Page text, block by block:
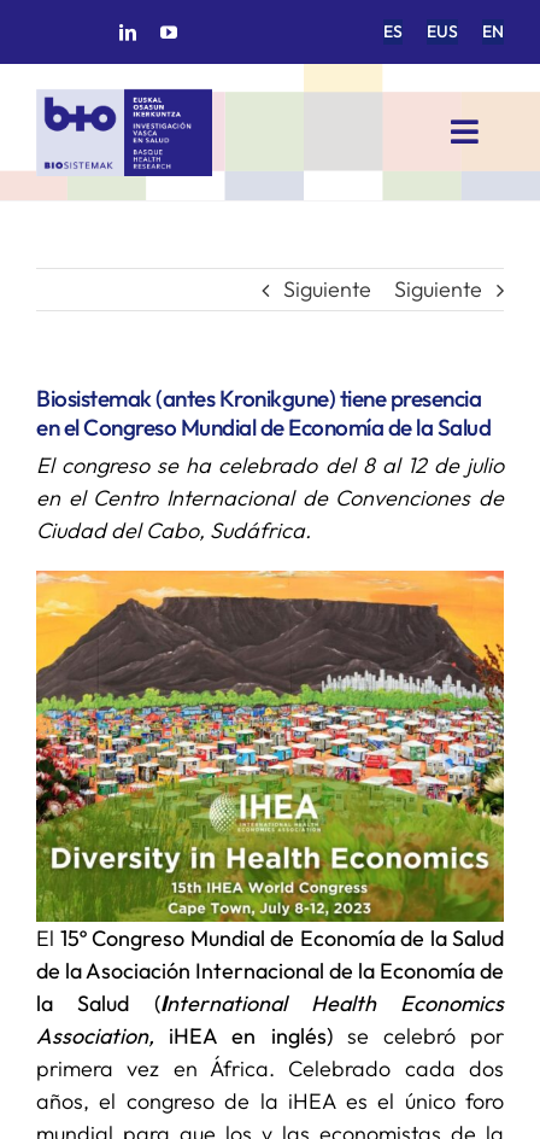
ES EUS EN
Toggle
INICIO
GRUPOS DE INVESTIGACIÓN
PROYECTOS/COLABORACIONES
SERVICIOS
APOYO I+D+I
NOTICIAS
Siguiente Siguiente
Biosistemak (antes Kronikgune) tiene presencia
en el Congreso Mundial de Economía de la Salud
El congreso se ha celebrado del 8 al 12 de julio
en el Centro Internacional de Convenciones de
Ciudad del Cabo, Sudáfrica.
El 15º Congreso Mundial de Economía de la Salud
de la Asociación Internacional de la Economía de
la Salud (International Health Economics
Association, iHEA en inglés)se celebró por
primera vez en África. Celebrado cada dos
años, el congreso de la iHEA es el único foro
mundial para que los y las economistas de la